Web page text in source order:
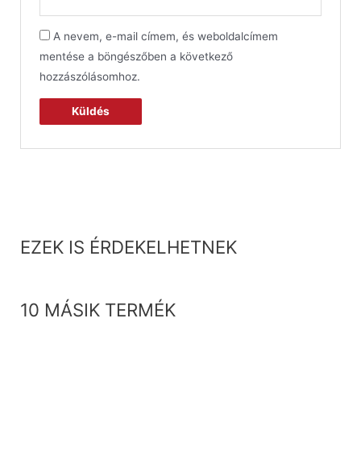
A nevem, e-mail címem, és weboldalcímem
mentése a böngészőben a következő
hozzászólásomhoz.
EZEK IS ÉRDEKELHETNEK
10 MÁSIK TERMÉK